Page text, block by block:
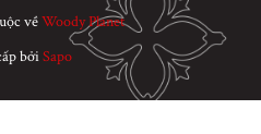
vềWoody Planet
bởiSapo